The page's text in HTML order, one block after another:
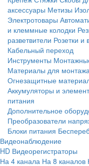
аксессуары Метизы
Электротовары
и клеммные колодки
разветвители Розетки и
Кабельный переход
Инструменты
Материалы для
Огнезащитные
Аккумуляторы и
питания
Дополнительное
Преобразователи
Блоки питания
Видеонаблюдение
HD Видеорегистраторы
На 4 канала На 8 каналов